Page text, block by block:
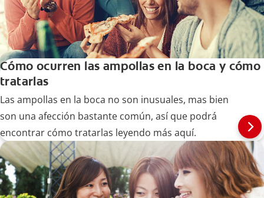
Cómo ocurren las ampollas en la boca y cómo
tratarlas
Las ampollas en la boca no son inusuales, mas bien
son una afección bastante común, así que podrá
encontrar cómo tratarlas leyendo más aquí.